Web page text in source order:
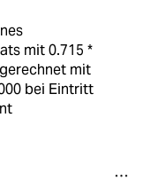
mit 0.715 *
mit
bei Eintritt